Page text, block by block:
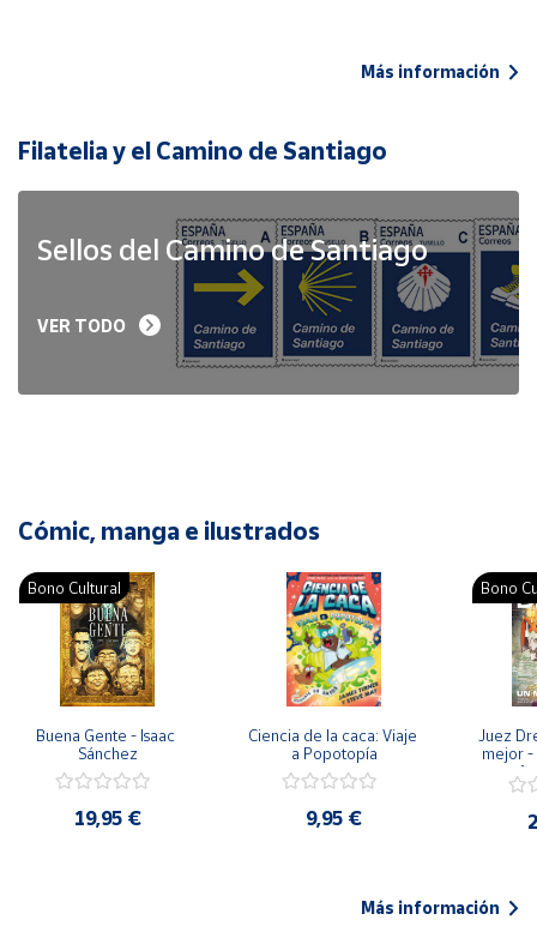
Más información
Filatelia y el Camino de Santiago
Sellos del Camino de Santiago
VER TODO
Cómic, manga e ilustrados
Bono Cultural
Buena Gente - Isaac
Sánchez
19,95 €
Ciencia de la caca: Viaje
a Popotopía
9,95 €
Bono
Juez
mejor -
Más información